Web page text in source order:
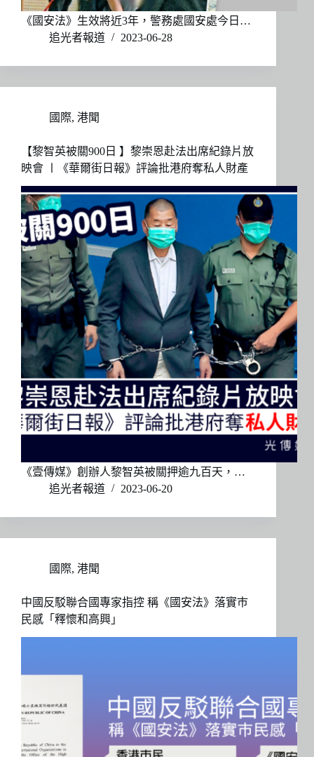
《國安法》生效將近3年，警務處國安處今日…
追光者報道
2023-06-28
國際, 港聞
【黎智英被關900日 】黎崇恩赴法出席紀錄片放
映會 〡《華爾街日報》評論批港府奪私人財產
《壹傳媒》創辦人黎智英被關押逾九百天，…
追光者報道
2023-06-20
國際, 港聞
中國反駁聯合國專家指控 稱《國安法》落實巿
民感「釋懷和高興」